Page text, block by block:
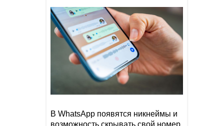
В WhatsApp появятся никнеймы и
возможность скрывать свой номер